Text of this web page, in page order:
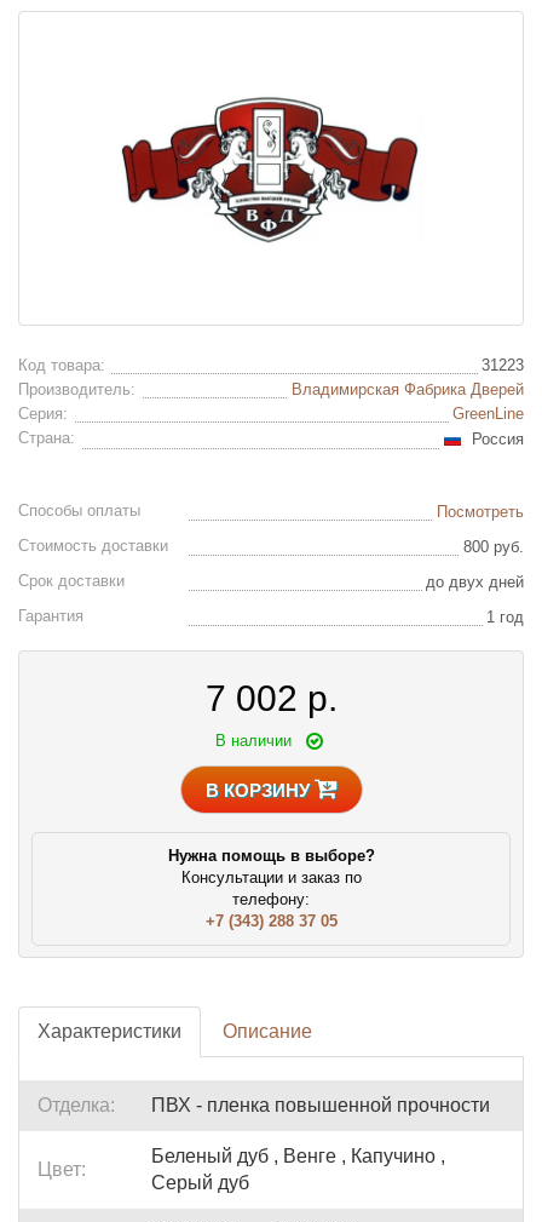
Код товара:
31223
Производитель:
Владимирская Фабрика Дверей
Серия:
GreenLine
Страна:
Россия
Способы оплаты
Посмотреть
Стоимость доставки
800 руб.
Срок доставки
до двух дней
Гарантия
1 год
7 002 р.
В наличии
В КОРЗИНУ
Нужна помощь в выборе?
Консультации и заказ по
телефону:
+7 (343) 288 37 05
Характеристики Описание
Отделка: ПВХ - пленка повышенной прочности
Цвет:
Беленый дуб , Венге , Капучино ,
Серый дуб